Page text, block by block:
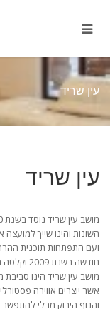
עין שריד
עין שריד
ועם התפתחות תוכנית
חודשה בשנת 2009 וקלטה תושבים חדשים, כך שכיום מונה הישוב כ-1200 איש.
מושב עין שריד הינו
אשר יוצרים אווירה
והנוף הירוק מבלי